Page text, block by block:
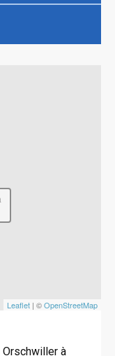
Leaflet | ©OpenStreetMap
Orschwiller à